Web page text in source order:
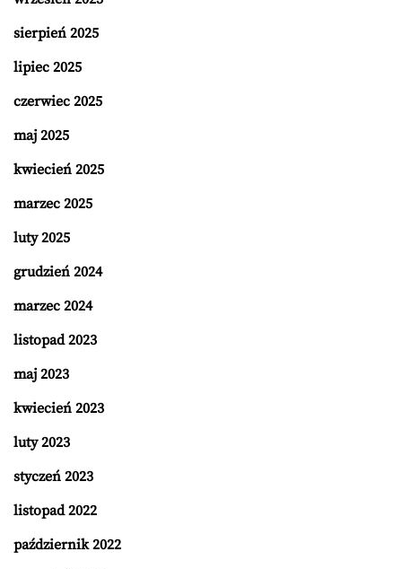
sierpień 2025
lipiec 2025
czerwiec 2025
maj 2025
kwiecień 2025
marzec 2025
luty 2025
grudzień 2024
marzec 2024
listopad 2023
maj 2023
kwiecień 2023
luty 2023
styczeń 2023
listopad 2022
październik 2022